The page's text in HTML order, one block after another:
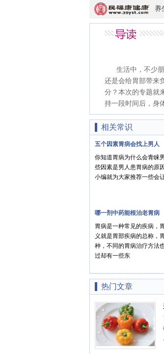
养
生活中，不少
还是会给胃部带来
分？本次的专题就
持一段时间后，身
相关常识
五个因素胃病会找上男人
你知道胃病为什么会青睐
些因素是男人患胃病的原
小编就为大家推荐一些会
哪一剂中药能根治老胃病
胃病是一种常见的疾病，
义就是胃部疾病的总称，
种，不同的胃病治疗方法
过却有一些东
热门文章